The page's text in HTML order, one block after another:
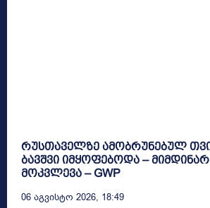
რუსთაველზე ამობრუნებულ
ბავშვი იმყოფებოდა –
მოკვლევა – GWP
06 Აგვისტო 2026, 18:49